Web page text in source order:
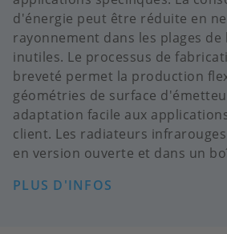
d'énergie peut être réduite en
rayonnement dans les plages
inutiles. Le processus de
breveté permet la production
géométries de surface
adaptation facile aux
client. Les radiateurs
en version ouverte et dans un
PLUS D'INFOS